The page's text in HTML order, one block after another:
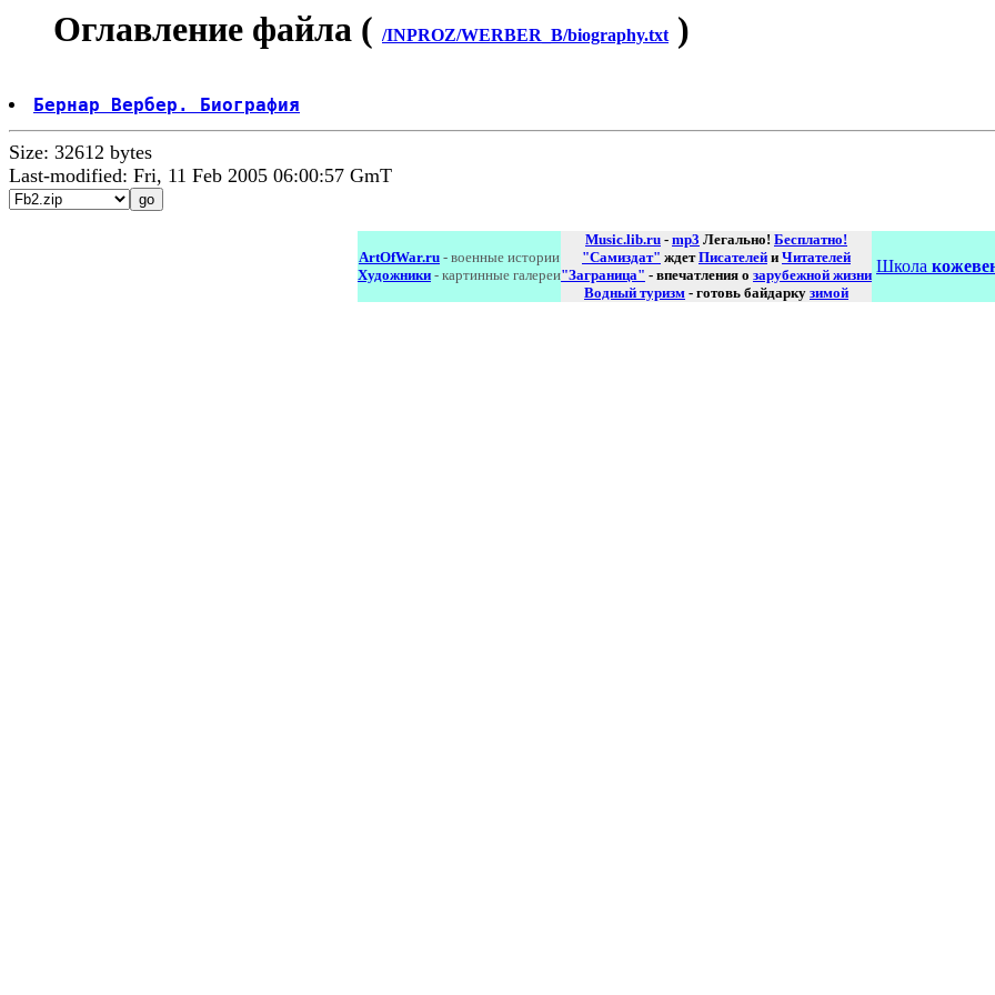
Оглавление файла ( /INPROZ/WERBER_B/biography.txt )
Бернар Вербер. Биография
Size: 32612 bytes
Last-modified: Fri, 11 Feb 2005 06:00:57 GmT
ArtOfWar.ru - военные истории
Художники - картинные галереи
Music.lib.ru - mp3 Легально! Бесплатно!
"Самиздат" ждетПисателей и Читателей
"Заграница" - впечатления о зарубежной жизни
Водный туризм - готовь байдарку зимой
Школа